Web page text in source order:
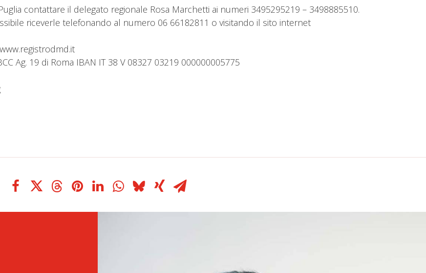
contattare il delegato regionale Rosa Marchetti ai numeri 3495295219 – 3498885510.
riceverle telefonando al numero 06 66182811 o visitando il sito internet
Ag. 19 di Roma IBAN IT 38 V 08327 03219 000000005775